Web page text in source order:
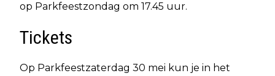
op Parkfeestzondag om 17.45 uur.
Tickets
Op Parkfeestzaterdag 30 mei kun je in het